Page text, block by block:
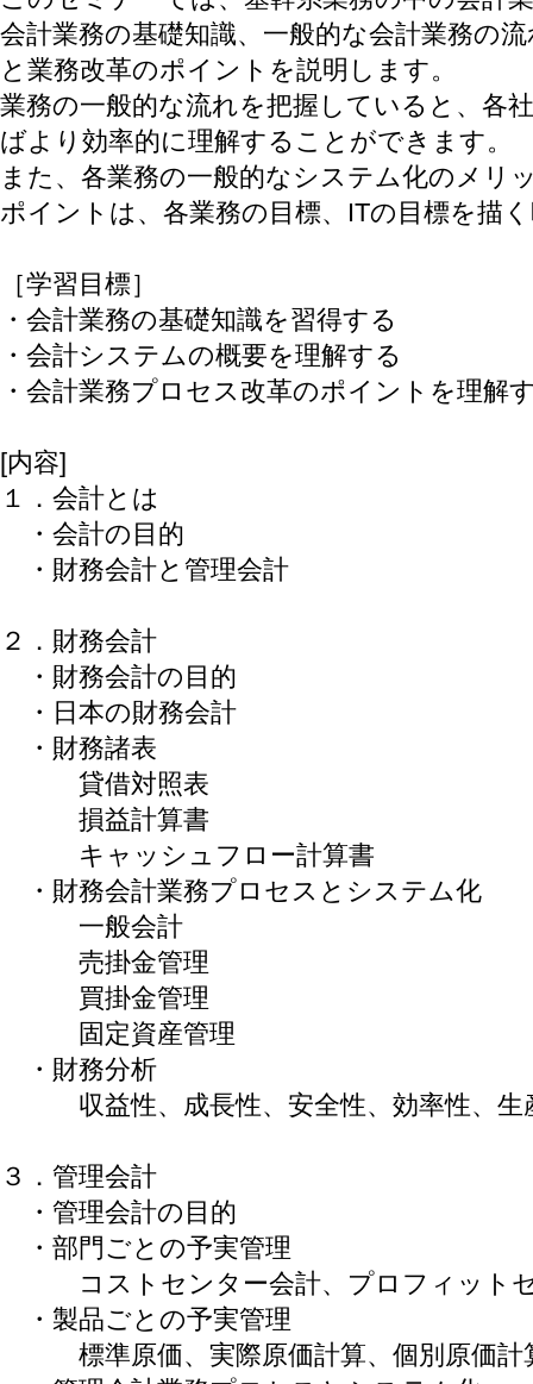
会計業務の基礎知識、一般的な会計業務の
と業務改革のポイントを説明します。
業務の一般的な流れを把握していると、各
ばより効率的に理解することができます。
また、各業務の一般的なシステム化のメリ
ポイントは、各業務の目標、ITの目標を描
［学習目標］
・会計業務の基礎知識を習得する
・会計システムの概要を理解する
・会計業務プロセス改革のポイントを理解
[内容]
１．会計とは
・会計の目的
・財務会計と管理会計
２．財務会計
・財務会計の目的
・日本の財務会計
・財務諸表
貸借対照表
損益計算書
キャッシュフロー計算書
・財務会計業務プロセスとシステム化
一般会計
売掛金管理
買掛金管理
固定資産管理
・財務分析
収益性、成長性、安全性、効率性、生
３．管理会計
・管理会計の目的
・部門ごとの予実管理
コストセンター会計、プロフィットセ
・製品ごとの予実管理
標準原価、実際原価計算、個別原価計